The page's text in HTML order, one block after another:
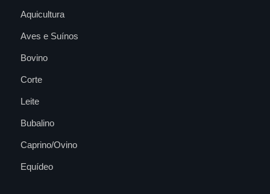
Aquicultura
Aves e Suínos
Bovino
Corte
Leite
Bubalino
Caprino/Ovino
Equídeo